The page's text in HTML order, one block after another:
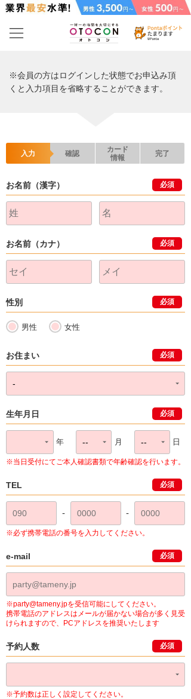
※会員の方はログインした状態でお申込み頂
くと入力項目を省略することができます。
入力 確認
カード
情報
完了
お名前（漢字） 必須
お名前（カナ） 必須
性別 必須
男性 女性
お住まい 必須
生年月日 必須
年 月 日
※当日受付にてご本人確認書類で年齢確認を行います。
TEL 必須
- -
※必ず携帯電話の番号を入力してください。
e-mail 必須
※party@tameny.jpを受信可能にしてください。
携帯電話のアドレスはメールが届かない場合が多く見受
けられますので、PCアドレスを推奨いたします
予約人数 必須
※予約数は正しく設定してください。